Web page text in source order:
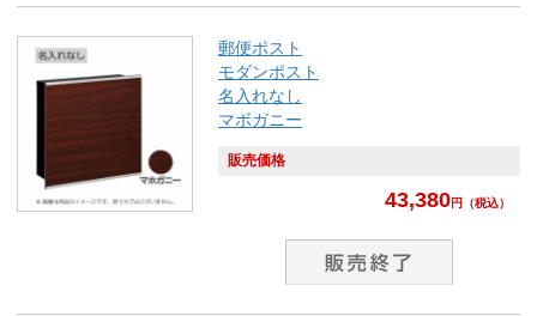
郵便ポスト
モダンポスト
名入れなし
マボガニー
販売価格
43,380円 （税込）